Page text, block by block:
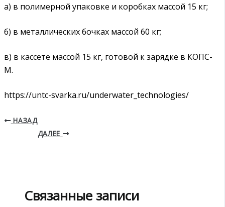
а) в полимерной упаковке и коробках массой 15 кг;
б) в металлических бочках массой 60 кг;
в) в кассете массой 15 кг, готовой к зарядке в КОПС-
М.
https://untc-svarka.ru/underwater_technologies/
НАЗАД
ДАЛЕЕ
Связанные записи